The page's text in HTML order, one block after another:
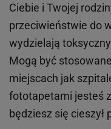
Ciebie i Twojej
przeciwieństwie do
wydzielają
Mogą być
miejscach jak
fototapetami jesteś
będziesz się cieszył